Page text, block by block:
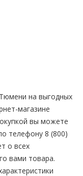
на выгодных
магазине
вы можете
телефону 8 (800)
о всех
вами товара.